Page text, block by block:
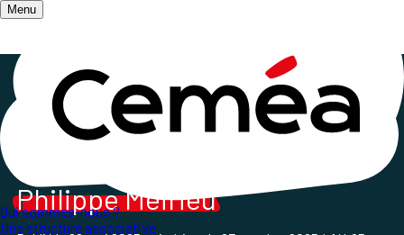
Menu
Qui sommes-nous ?
Une structure associative
Accueil/ Les champs d'action /
Questions sociétales
Conférence de P. Meirieu sur Korczak
Philippe Meirieu